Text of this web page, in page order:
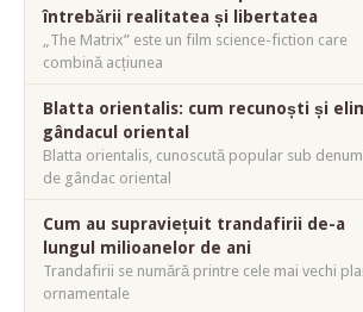
întrebării realitatea și libertatea
„The Matrix” este un film science-fiction care
combină acțiunea
Blatta orientalis: cum recunoști și
gândacul oriental
Blatta orientalis, cunoscută popular sub
de gândac oriental
Cum au supraviețuit trandafirii de-a
lungul milioanelor de ani
Trandafirii se numără printre cele mai vechi
ornamentale